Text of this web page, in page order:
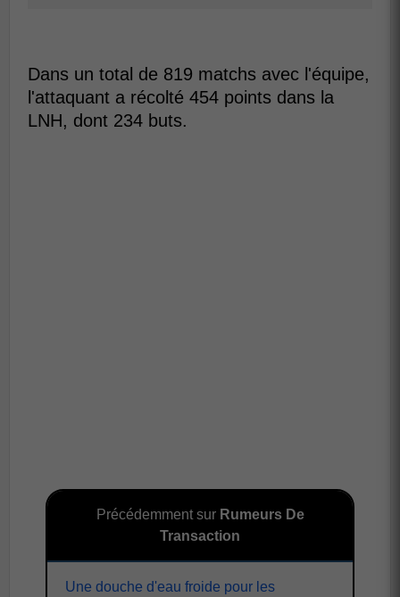
Dans un total de 819 matchs avec l'équipe,
l'attaquant a récolté 454 points dans la
LNH, dont 234 buts.
Précédemment sur Rumeurs De
Transaction
Une douche d'eau froide pour les